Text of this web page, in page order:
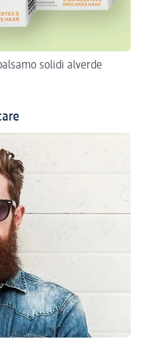
solidi alverde